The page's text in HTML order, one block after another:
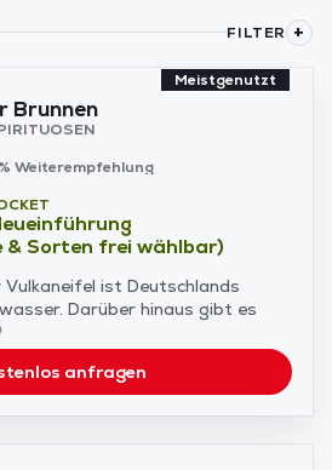
FILTER +
Meistgenutzt
Brunnen
Weiterempfehlung
& Sorten frei wählbar)
ist Deutschlands
Darüber hinaus gibt es
anfragen